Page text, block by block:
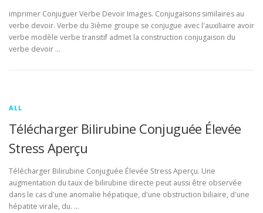
imprimer Conjuguer Verbe Devoir Images. Conjugaisons similaires au
verbe devoir. Verbe du 3ième groupe se conjugue avec l'auxiliaire avoir
verbe modèle verbe transitif admet la construction conjugaison du
verbe devoir …
ALL
Télécharger Bilirubine Conjuguée Élevée
Stress Aperçu
Télécharger Bilirubine Conjuguée Élevée Stress Aperçu. Une
augmentation du taux de bilirubine directe peut aussi être observée
dans le cas d'une anomalie hépatique, d'une obstruction biliaire, d'une
hépatite virale, du. …